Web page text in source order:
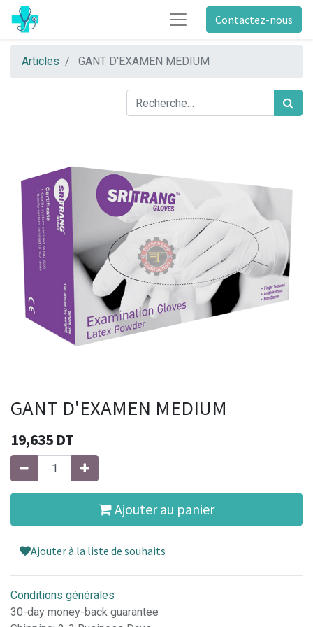
Contactez-nous
Articles GANT D'EXAMEN MEDIUM
GANT D'EXAMEN MEDIUM
19,635 DT
Ajouter au panier
Ajouter à la liste de souhaits
Conditions générales
30-day money-back guarantee